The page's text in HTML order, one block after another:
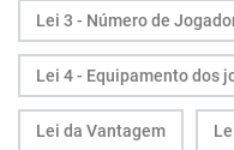
Lei 3 - Número de
Lei 4 - Equipamento dos
Lei da Vantagem